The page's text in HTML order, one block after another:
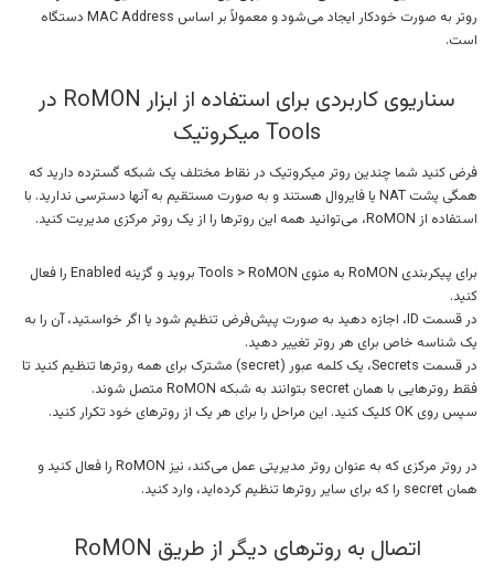
روتر به صورت خودکار ایجاد می‌شود و معمولاً بر اساس MAC Address دستگاه
است.
سناریوی کاربردی برای استفاده از ابزار RoMON در
Tools میکروتیک
فرض کنید شما چندین روتر میکروتیک در نقاط مختلف یک شبکه گسترده دارید که
همگی پشت NAT یا فایروال هستند و به صورت مستقیم به آنها دسترسی ندارید. با
استفاده از RoMON، می‌توانید همه این روترها را از یک روتر مرکزی مدیریت کنید.
برای پیکربندی RoMON به منوی Tools > RoMON بروید و گزینه Enabled را فعال
کنید.
در قسمت ID، اجازه دهید به صورت پیش‌فرض تنظیم شود یا اگر خواستید، آن را به
یک شناسه خاص برای هر روتر تغییر دهید.
در قسمت Secrets، یک کلمه عبور (secret) مشترک برای همه روترها تنظیم کنید تا
فقط روترهایی با همان secret بتوانند به شبکه RoMON متصل شوند.
سپس روی OK کلیک کنید. این مراحل را برای هر یک از روترهای خود تکرار کنید.
در روتر مرکزی که به عنوان روتر مدیریتی عمل می‌کند، نیز RoMON را فعال کنید و
همان secret را که برای سایر روترها تنظیم کرده‌اید، وارد کنید.
اتصال به روترهای دیگر از طریق RoMON